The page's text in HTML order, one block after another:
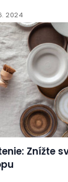
2024
Znížte